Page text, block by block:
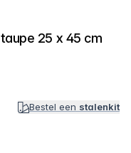
25 x 45 cm
Bestel een stalenkit